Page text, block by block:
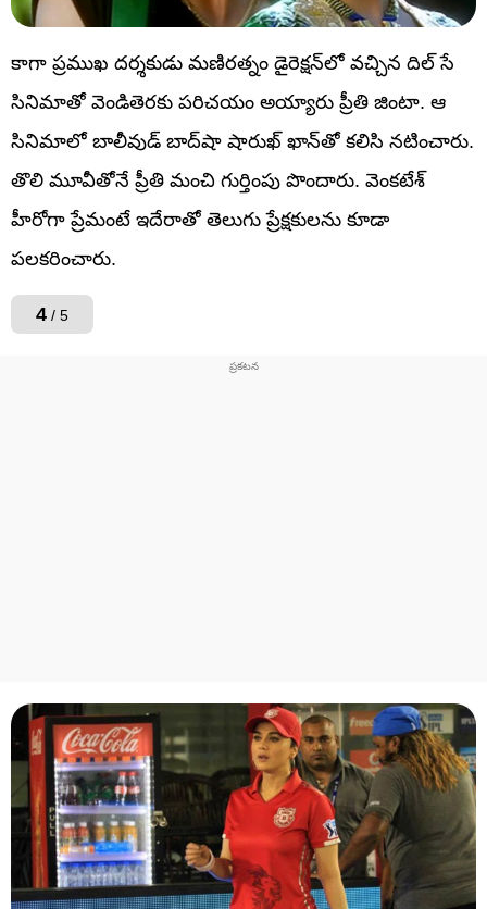
కాగా ప్రముఖ దర్శకుడు మణిరత్నం డైరెక్షన్‌లో వచ్చిన దిల్‌ సే
సినిమాతో వెండితెరకు పరిచయం అయ్యారు ప్రీతి జింటా. ఆ
సినిమాలో బాలీవుడ్‌ బాద్‌షా షారుఖ్‌ ఖాన్‌తో కలిసి నటించారు.
తొలి మూవీతోనే ప్రీతి మంచి గుర్తింపు పొందారు. వెంకటేశ్‌
హీరోగా ప్రేమంటే ఇదేరాతో తెలుగు ప్రేక్షకులను కూడా
పలకరించారు.
4 / 5